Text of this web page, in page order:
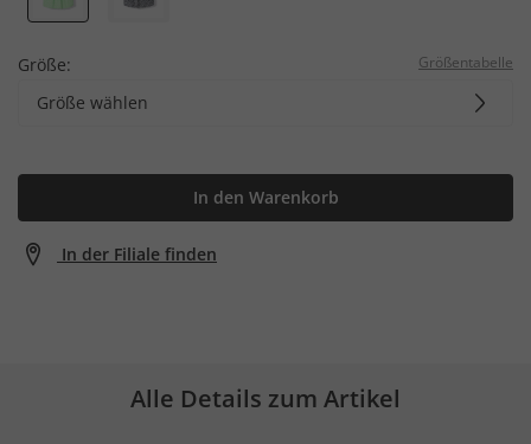
Größe: Größentabelle
Größe wählen
In den Warenkorb
In der Filiale finden
Alle Details zum Artikel